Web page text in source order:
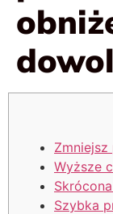
Wyższe
Szybka